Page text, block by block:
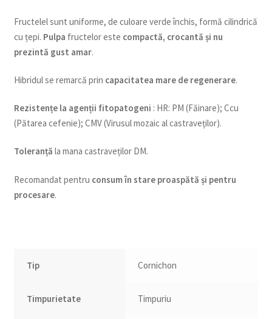
Fructelel sunt uniforme, de culoare verde închis, formă cilindrică
cu țepi. Pulpa fructelor este compactă, crocantă și nu
prezintă gust amar.
Hibridul se remarcă prin capacitatea mare de regenerare.
Rezistențe la agenții fitopatogeni : HR: PM (Făinare); Ccu
(Pătarea cefenie); CMV (Virusul mozaic al castraveților).
Toleranță la mana castraveților DM.
Recomandat pentru consum în stare proaspătă și pentru
procesare.
Tip Cornichon
Timpurietate Timpuriu